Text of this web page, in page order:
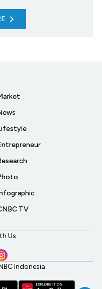
TV
Us:
Indonesia: